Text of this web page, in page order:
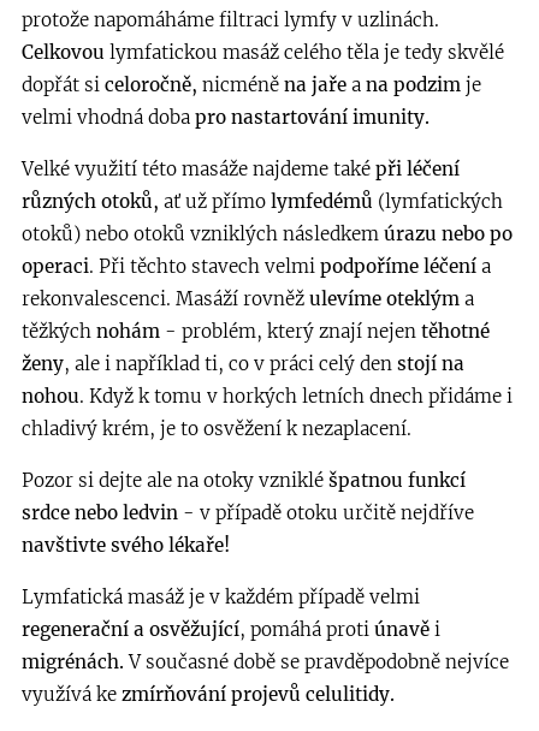
protože napomáháme filtraci lymfy v uzlinách.
Celkovou lymfatickou masáž celého těla je tedy skvělé
dopřát si celoročně, nicméně na jaře a na podzim je
velmi vhodná doba pro nastartování imunity.
Velké využití této masáže najdeme také při léčení
různých otoků, ať už přímo lymfedémů (lymfatických
otoků) nebo otoků vzniklých následkem úrazu nebo po
operaci. Při těchto stavech velmi podpoříme léčení a
rekonvalescenci. Masáží rovněž ulevíme oteklým a
těžkých nohám - problém, který znají nejen těhotné
ženy, ale i například ti, co v práci celý den stojí na
nohou. Když k tomu v horkých letních dnech přidáme i
chladivý krém, je to osvěžení k nezaplacení.
Pozor si dejte ale na otoky vzniklé špatnou funkcí
srdce nebo ledvin - v případě otoku určitě nejdříve
navštivte svého lékaře!
Lymfatická masáž je v každém případě velmi
regenerační a osvěžující, pomáhá proti únavě i
migrénách.V současné době se pravděpodobně nejvíce
využívá ke zmírňování projevů celulitidy.